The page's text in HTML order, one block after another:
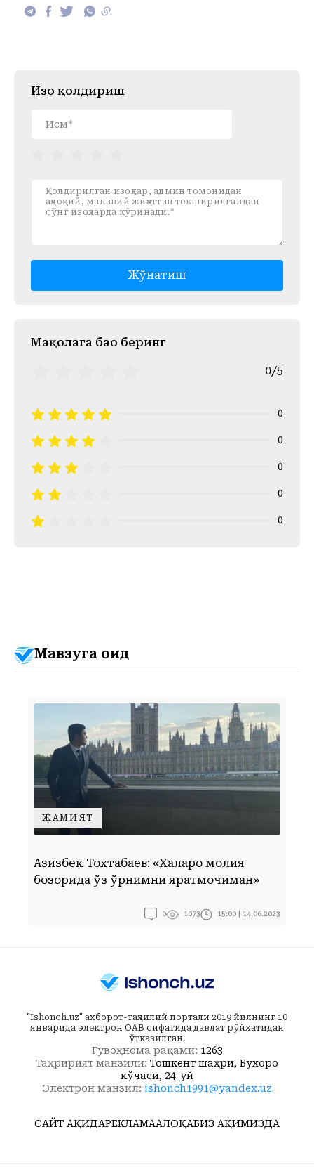
Изоҳ қолдириш
Жўнатиш
Mақолага баҳо беринг
0/5
0
0
0
0
0
Мавзуга оид
ЖАМИЯТ
Азизбек Тохтабаев: «Халқаро молия
бозорида ўз ўрнимни яратмоқчиман»
0 1073 15:00 | 14.06.2023
"Ishonch.uz" ахборот-таҳлилий портали 2019 йилнинг 10
январида электрон ОАВ сифатида давлат рўйхатидан
ўтказилган.
Гувоҳнома рақами: 1263
Таҳририят манзили: Тошкент шаҳри, Бухоро
кўчаси, 24-уй
Электрон манзил: ishonch1991@yandex.uz
САЙТ ҲАҚИДАРЕКЛАМААЛОҚАБИЗ ҲАҚИМИЗДА